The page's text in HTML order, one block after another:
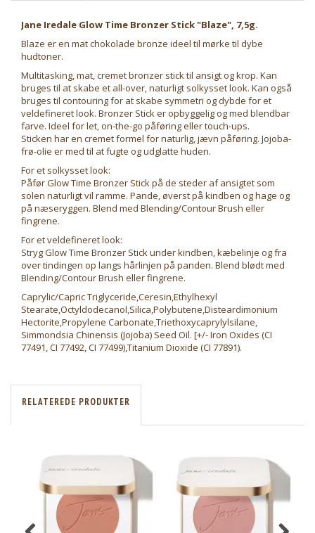
Jane Iredale Glow Time Bronzer Stick "Blaze", 7,5g.
Blaze er en mat chokolade bronze ideel til mørke til dybe
hudtoner.
Multitasking, mat, cremet bronzer stick til ansigt og krop. Kan
bruges til at skabe et all-over, naturligt solkysset look. Kan også
bruges til contouring for at skabe symmetri og dybde for et
veldefineret look. Bronzer Stick er opbyggelig og med blendbar
farve. Ideel for let, on-the-go påføring eller touch-ups.
Sticken har en cremet formel for naturlig, jævn påføring. Jojoba-
frø-olie er med til at fugte og udglatte huden.
For et solkysset look:
Påfør Glow Time Bronzer Stick på de steder af ansigtet som
solen naturligt vil ramme. Pande, øverst på kindben og hage og
på næseryggen. Blend med Blending/Contour Brush eller
fingrene.
For et veldefineret look:
Stryg Glow Time Bronzer Stick under kindben, kæbelinje og fra
over tindingen op langs hårlinjen på panden. Blend blødt med
Blending/Contour Brush eller fingrene.
Caprylic/Capric Triglyceride,Ceresin,Ethylhexyl
Stearate,Octyldodecanol,Silica,Polybutene,Disteardimonium
Hectorite,Propylene Carbonate,Triethoxycaprylylsilane,
Simmondsia Chinensis (Jojoba) Seed Oil. [+/- Iron Oxides (CI
77491, CI 77492, CI 77499),Titanium Dioxide (CI 77891).
RELATEREDE PRODUKTER